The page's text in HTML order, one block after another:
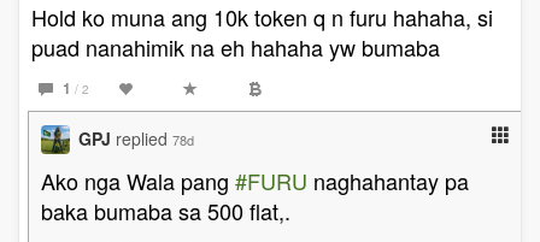
Hold ko muna ang 10k token q n furu hahaha, si
puad nanahimik na eh hahaha yw bumaba
1 / 2
GPJ replied 78d
Ako nga Wala pang #FURU naghahantay pa
baka bumaba sa 500 flat,.